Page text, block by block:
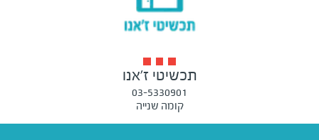
תכשיטי ז'אנו
03-5330901
קומה שנייה